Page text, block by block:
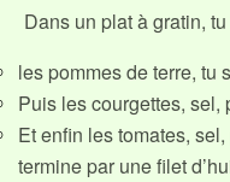
Dans un plat à gratin,
les pommes de terre, tu
Puis les courgettes, sel,
Et enfin les tomates,
termine par une filet